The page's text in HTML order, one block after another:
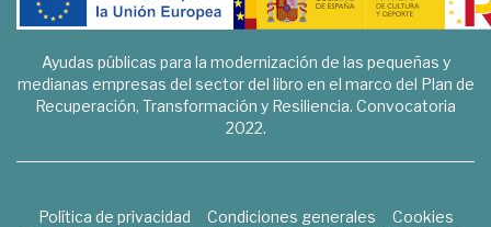
Ayudas públicas para la modernización de las pequeñas y
medianas empresas del sector del libro en el marco del Plan de
Recuperación, Transformación y Resiliencia. Convocatoria
2022.
Política de privacidad Condiciones generales
Cookies